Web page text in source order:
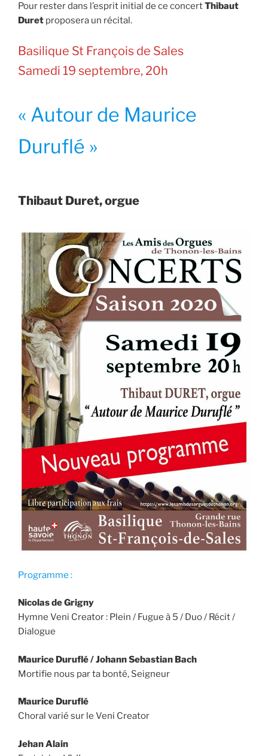
Pour rester dans l’esprit initial de ce concertThibaut
Duret proposera un récital.
Basilique St François de Sales
Samedi 19 septembre, 20h
« Autour de Maurice
Duruflé »
Thibaut Duret, orgue
Programme :
Nicolas de Grigny
Hymne Veni Creator : Plein / Fugue à 5 / Duo / Récit /
Dialogue
Maurice Duruflé / Johann Sebastian Bach
Mortifie nous par ta bonté, Seigneur
Maurice Duruflé
Choral varié sur le Veni Creator
Jehan Alain